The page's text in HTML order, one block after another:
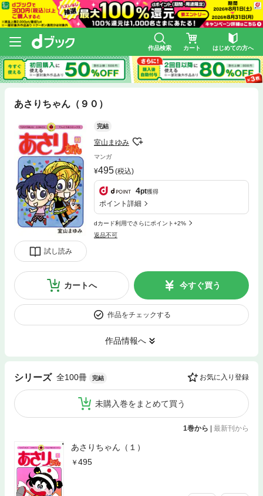
作品検索 カート はじめての方へ
あさりちゃん（９０）
試し読み
完結
室山まゆみ
マンガ
495(税込)
4pt獲得
ポイント詳細
dカード利用でさらにポイント+2%
返品不可
カートへ 今すぐ買う
作品をチェックする
作品情報へ
シリーズ 全100冊 完結 お気に入り登録
未購入巻をまとめて買う
1巻から 最新刊から
あさりちゃん（１）
495